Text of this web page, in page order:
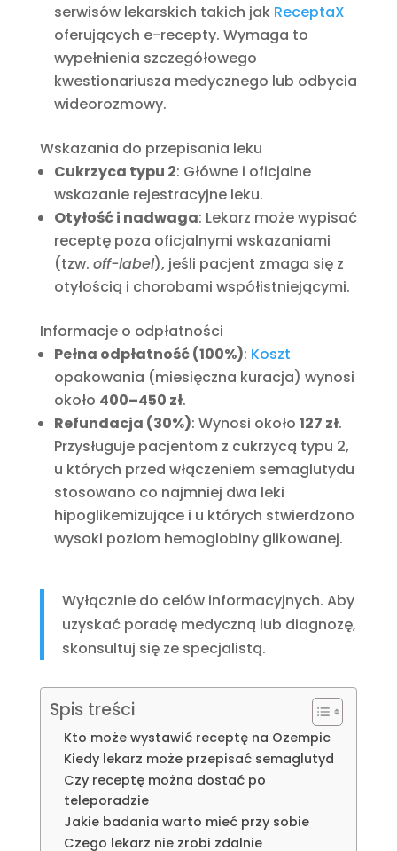
serwisów lekarskich takich jak ReceptaX
oferujących e-recepty. Wymaga to
wypełnienia szczegółowego
kwestionariusza medycznego lub odbycia
wideorozmowy.
Wskazania do przepisania leku
Cukrzyca typu 2: Główne i oficjalne
wskazanie rejestracyjne leku.
Otyłość i nadwaga: Lekarz może wypisać
receptę poza oficjalnymi wskazaniami
(tzw. off-label), jeśli pacjent zmaga się z
otyłością i chorobami współistniejącymi.
Informacje o odpłatności
Pełna odpłatność (100%): Koszt
opakowania (miesięczna kuracja) wynosi
około 400–450 zł.
Refundacja (30%): Wynosi około 127 zł.
Przysługuje pacjentom z cukrzycą typu 2,
u których przed włączeniem semaglutydu
stosowano co najmniej dwa leki
hipoglikemizujące i u których stwierdzono
wysoki poziom hemoglobiny glikowanej.
Wyłącznie do celów informacyjnych. Aby
uzyskać poradę medyczną lub diagnozę,
skonsultuj się ze specjalistą.
Spis treści
Kto może wystawić receptę na Ozempic
Kiedy lekarz może przepisać semaglutyd
Czy receptę można dostać po
teleporadzie
Jakie badania warto mieć przy sobie
Czego lekarz nie zrobi zdalnie